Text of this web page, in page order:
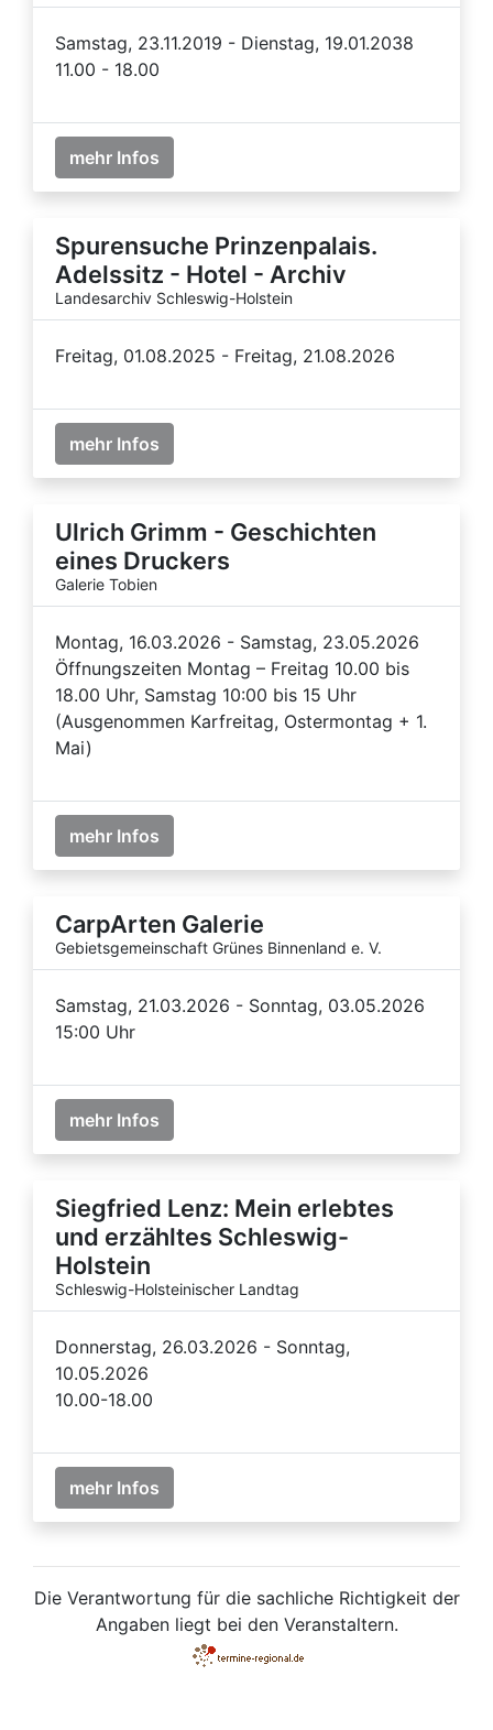
Samstag, 23.11.2019 - Dienstag, 19.01.2038
11.00 - 18.00
mehr Infos
Spurensuche Prinzenpalais.
Adelssitz - Hotel - Archiv
Landesarchiv Schleswig-Holstein
Freitag, 01.08.2025 - Freitag, 21.08.2026
mehr Infos
Ulrich Grimm - Geschichten
eines Druckers
Galerie Tobien
Montag, 16.03.2026 - Samstag, 23.05.2026
Öffnungszeiten Montag – Freitag 10.00 bis
18.00 Uhr, Samstag 10:00 bis 15 Uhr
(Ausgenommen Karfreitag, Ostermontag + 1.
Mai)
mehr Infos
CarpArten Galerie
Gebietsgemeinschaft Grünes Binnenland e. V.
Samstag, 21.03.2026 - Sonntag, 03.05.2026
15:00 Uhr
mehr Infos
Siegfried Lenz: Mein erlebtes
und erzähltes Schleswig-
Holstein
Schleswig-Holsteinischer Landtag
Donnerstag, 26.03.2026 - Sonntag,
10.05.2026
10.00-18.00
mehr Infos
Die Verantwortung für die sachliche Richtigkeit der
Angaben liegt bei den Veranstaltern.